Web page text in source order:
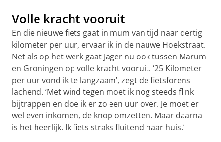
Volle kracht vooruit
En die nieuwe fiets gaat in mum van tijd naar dertig
kilometer per uur, ervaar ik in de nauwe Hoekstraat.
Net als op het werk gaat Jager nu ook tussen Marum
en Groningen op volle kracht vooruit. ‘25 Kilometer
per uur vond ik te langzaam’, zegt de fietsforens
lachend. ‘Met wind tegen moet ik nog steeds flink
bijtrappen en doe ik er zo een uur over. Je moet er
wel even inkomen, de knop omzetten. Maar daarna
is het heerlijk. Ik fiets straks fluitend naar huis.’